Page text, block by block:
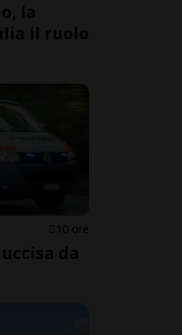
la
il ruolo
10 ore
da